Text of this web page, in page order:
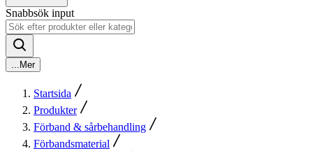
Snabbsök input
Mer
Startsida
Produkter
Förband & sårbehandling
Förbandsmaterial